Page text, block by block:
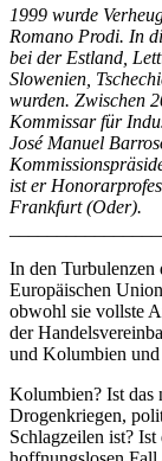
1999 wurde
Romano Prodi. In
bei der Estland,
Slowenien,
wurden. Zwischen
Kommissar für
José Manuel
ist er
Frankfurt (Oder).
In den
Europäischen
obwohl sie vollste
der
und Kolumbien
Kolumbien? Ist das
Drogenkriegen,
Schlagzeilen ist?